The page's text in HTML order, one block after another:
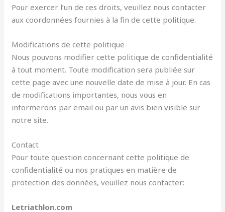
Pour exercer l’un de ces droits, veuillez nous contacter
aux coordonnées fournies à la fin de cette politique.
Modifications de cette politique
Nous pouvons modifier cette politique de confidentialité
à tout moment. Toute modification sera publiée sur
cette page avec une nouvelle date de mise à jour. En cas
de modifications importantes, nous vous en
informerons par email ou par un avis bien visible sur
notre site.
Contact
Pour toute question concernant cette politique de
confidentialité ou nos pratiques en matière de
protection des données, veuillez nous contacter:
Letriathlon.com